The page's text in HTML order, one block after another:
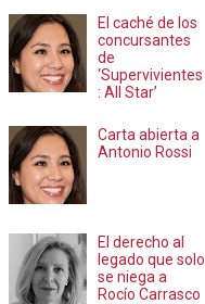
El caché de los
concursantes
de
‘Supervivientes
: All Star’
Carta abierta a
Antonio Rossi
El derecho al
legado que solo
se niega a
Rocío Carrasco